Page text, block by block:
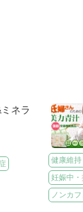
ネラ
健康維持
妊娠中・
ノンカ